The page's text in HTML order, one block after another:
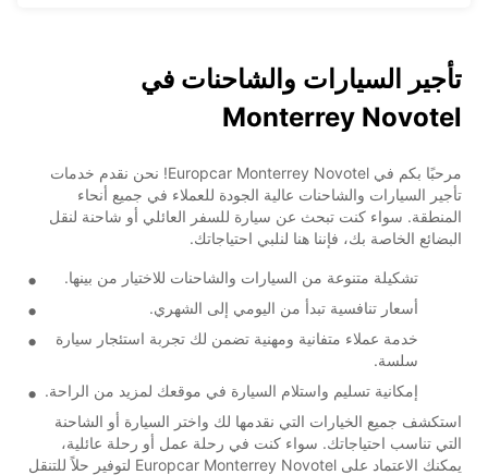
تأجير السيارات والشاحنات في
Monterrey Novotel
مرحبًا بكم في Europcar Monterrey Novotel! نحن نقدم خدمات
تأجير السيارات والشاحنات عالية الجودة للعملاء في جميع أنحاء
المنطقة. سواء كنت تبحث عن سيارة للسفر العائلي أو شاحنة لنقل
البضائع الخاصة بك، فإننا هنا لنلبي احتياجاتك.
تشكيلة متنوعة من السيارات والشاحنات للاختيار من بينها.
أسعار تنافسية تبدأ من اليومي إلى الشهري.
خدمة عملاء متفانية ومهنية تضمن لك تجربة استئجار سيارة
سلسة.
إمكانية تسليم واستلام السيارة في موقعك لمزيد من الراحة.
استكشف جميع الخيارات التي نقدمها لك واختر السيارة أو الشاحنة
التي تناسب احتياجاتك. سواء كنت في رحلة عمل أو رحلة عائلية،
يمكنك الاعتماد على Europcar Monterrey Novotel لتوفير حلاً للتنقل